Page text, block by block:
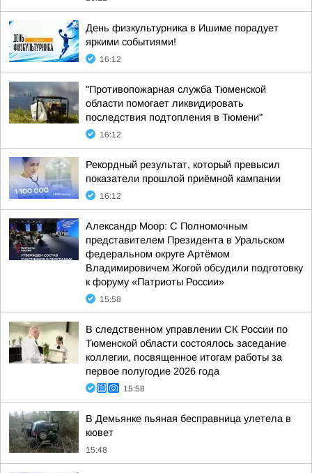
День физкультурника в Ишиме порадует
яркими событиями!
16:12
"Противопожарная служба Тюменской
области помогает ликвидировать
последствия подтопления в Тюмени"
16:12
Рекордный результат, который превысил
показатели прошлой приёмной кампании
16:12
Александр Моор: С Полномочным
представителем Президента в Уральском
федеральном округе Артёмом
Владимировичем Жогой обсудили подготовку
к форуму «Патриоты России»
15:58
В следственном управлении СК России по
Тюменской области состоялось заседание
коллегии, посвященное итогам работы за
первое полугодие 2026 года
15:58
В Демьянке пьяная бесправница улетела в
кювет
15:48